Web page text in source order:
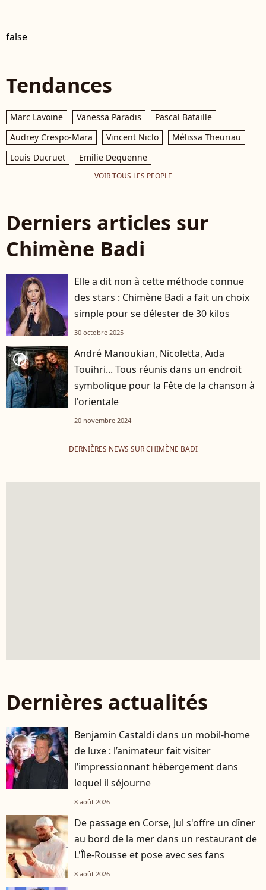
false
Tendances
Marc Lavoine Vanessa Paradis
Pascal Bataille
Audrey Crespo-Mara
Vincent Niclo
Mélissa Theuriau
Louis Ducruet
Emilie Dequenne
VOIR TOUS LES PEOPLE
Derniers articles sur
Chimène Badi
Elle a dit non à cette méthode connue
des stars : Chimène Badi a fait un choix
simple pour se délester de 30 kilos
30 octobre 2025
player2
André Manoukian, Nicoletta, Aïda
Touihri... Tous réunis dans un endroit
symbolique pour la Fête de la chanson à
l'orientale
20 novembre 2024
DERNIÈRES NEWS SUR CHIMÈNE BADI
Dernières actualités
Benjamin Castaldi dans un mobil-home
de luxe : l’animateur fait visiter
l’impressionnant hébergement dans
lequel il séjourne
8 août 2026
De passage en Corse, Jul s'offre un dîner
au bord de la mer dans un restaurant de
L'Île-Rousse et pose avec ses fans
8 août 2026